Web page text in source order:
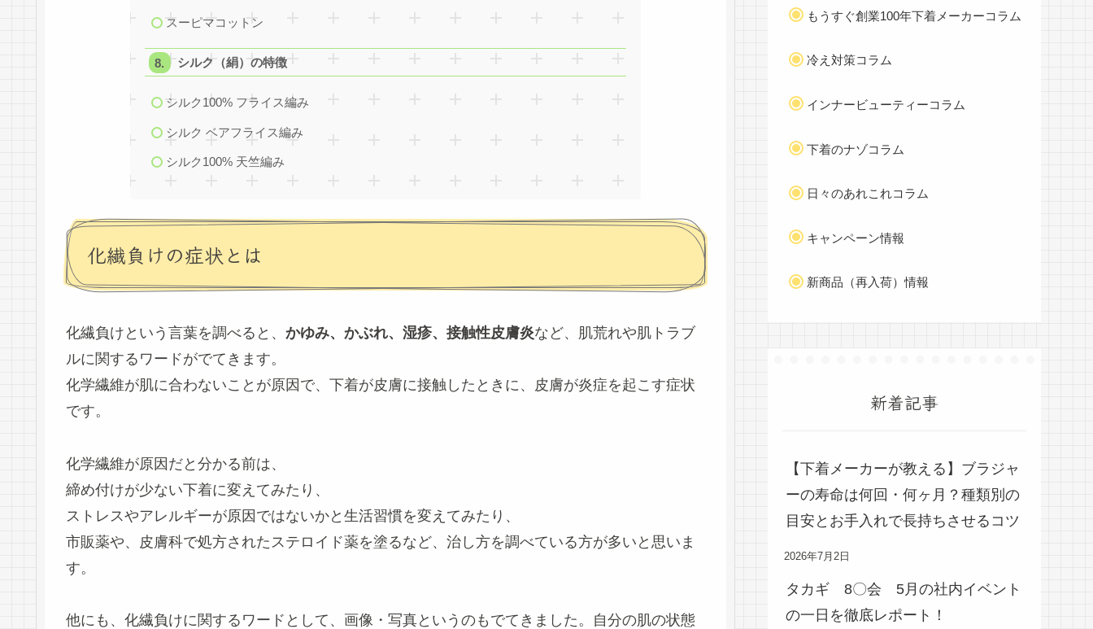
スーピマコットン
シルク（絹）の特徴
シルク100% フライス編み
シルク ベアフライス編み
シルク100% 天竺編み
化繊負けの症状とは
化繊負けという言葉を調べると、 かゆみ、かぶれ、湿疹、接触性皮膚炎など、肌荒れや肌トラブ
ルに関するワードがでてきます。
化学繊維が肌に合わないことが原因で、下着が皮膚に接触したときに、皮膚が炎症を起こす症状
です。
化学繊維が原因だと分かる前は、
締め付けが少ない下着に変えてみたり、
ストレスやアレルギーが原因ではないかと生活習慣を変えてみたり、
市販薬や、皮膚科で処方されたステロイド薬を塗るなど、治し方を調べている方が多いと思いま
す。
他にも、化繊負けに関するワードとして、画像・写真というのもでてきました。自分の肌の状態
もうすぐ創業100年下着メーカーコラム
冷え対策コラム
インナービューティーコラム
下着のナゾコラム
日々のあれこれコラム
キャンペーン情報
新商品（再入荷）情報
新着記事
【下着メーカーが教える】ブラジャ
ーの寿命は何回・何ヶ月？種類別の
目安とお手入れで長持ちさせるコツ
2026年7月2日
タカギ 8〇会 5月の社内イベント
の一日を徹底レポート！